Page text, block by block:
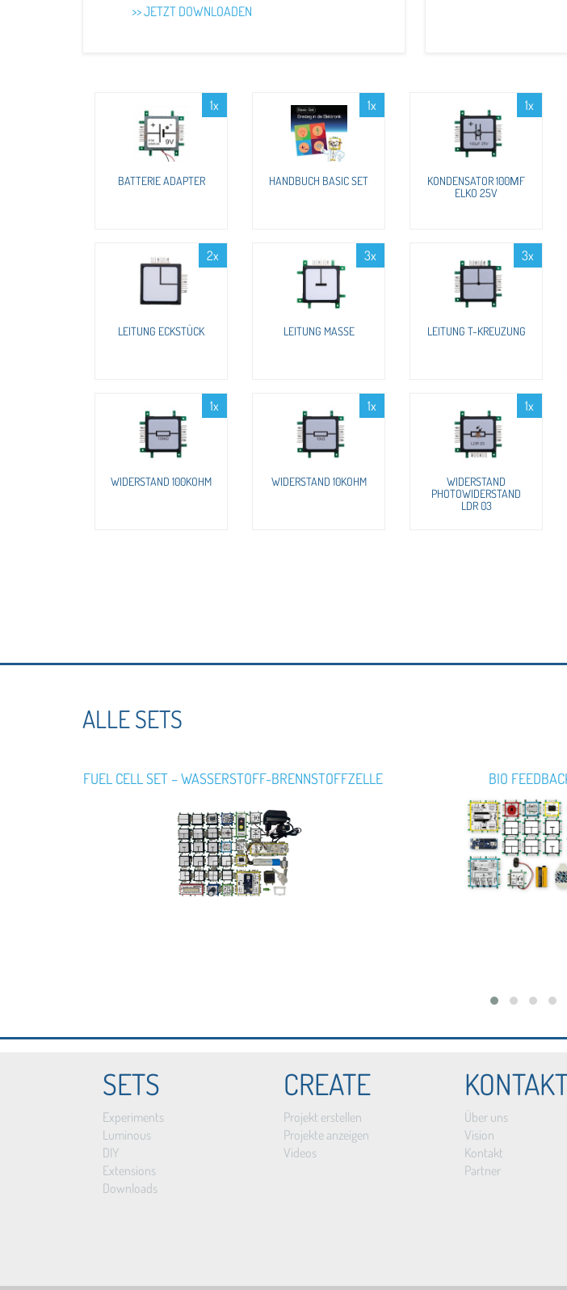
>> JETZT DOWNLOADEN
1x
BATTERIE ADAPTER
1x
HANDBUCH BASIC SET
1x
KONDENSATOR 100ΜF
ELKO 25V
2x
LEITUNG ECKSTÜCK
3x
LEITUNG MASSE
3x
LEITUNG T-KREUZUNG
1x
WIDERSTAND 100KOHM
1x
WIDERSTAND 10KOHM
1x
WIDERSTAND
PHOTOWIDERSTAND
LDR 03
ALLE SETS
FUEL CELL SET – WASSERSTOFF-BRENNSTOFFZELLE BIO
SETS
Experiments
Luminous
DIY
Extensions
Downloads
CREATE
Projekt erstellen
Projekte anzeigen
Videos
Über uns
Vision
Kontakt
Partner